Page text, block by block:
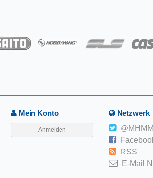
Mein Konto
Anmelden
Netzwerk
RSS
E-Mail